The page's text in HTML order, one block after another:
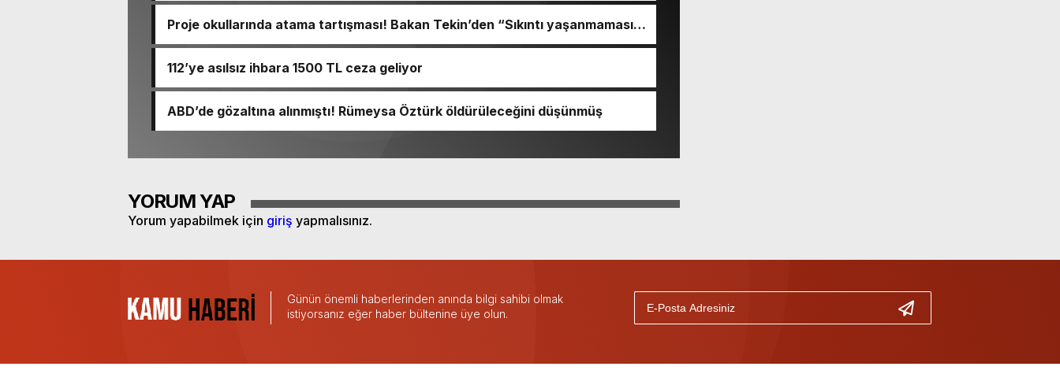
Proje okullarında atama tartışması! Bakan Tekin’den “Sıkıntı yaşanmaması
için takvimi erken başlattık” açıklaması geldi
112’ye asılsız ihbara 1500 TL ceza geliyor
ABD’de gözaltına alınmıştı! Rümeysa Öztürk öldürüleceğini düşünmüş
YORUM YAP
Yorum yapabilmek için giriş yapmalısınız.
Günün önemli haberlerinden anında bilgi sahibi olmak
istiyorsanız eğer haber bültenine üye olun.